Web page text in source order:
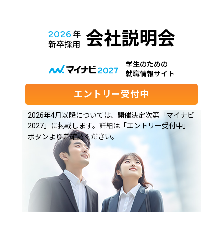
2026 年
新卒採用
会社説明会
学生のための
就職情報サイト
エントリー受付中
2026年4月以降については、開催決定次第「マイナビ
2027」に掲載します。詳細は「エントリー受付中」
ボタンよりご確認ください。